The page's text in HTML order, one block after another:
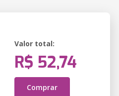
Valor total:
R$ 52,74
Comprar